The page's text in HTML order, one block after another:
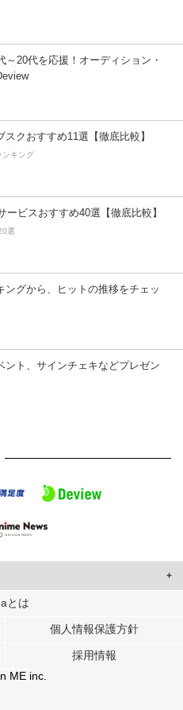
～20代を応援！オーディション・
クおすすめ11選【徹底比較】
ンキング
ービスおすすめ40選【徹底比較】
選
ングから、ヒットの推移をチェッ
ント、サインチェキなどプレゼン
ーザーに合わせたコンテンツや広告の
ートナーに提供しています。
各パートナーに提供した他の情報や、
用したときに収集した他の情報を組み
とは
個人情報保護方針
採用情報
ME inc.